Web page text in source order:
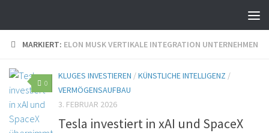
MARKIERT: ELON MUSK VERTIKALE INTEGRATION UNTERNEHMEN
0
KLUGES INVESTIEREN /KÜNSTLICHE INTELLIGENZ /
VERMÖGENSAUFBAU
3. FEBRUAR 2026
Tesla investiert in xAI und SpaceX